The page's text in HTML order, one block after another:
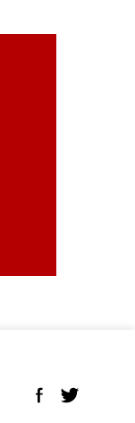
Suivez-nous sur
Suivez-